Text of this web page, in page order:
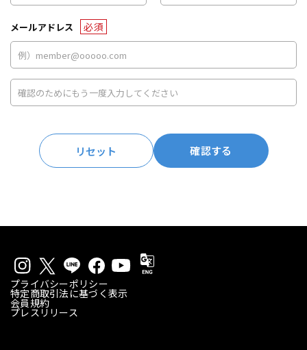
メールアドレス 必須
リセット 確認する
プライバシーポリシー
特定商取引法に基づく表示
会員規約
プレスリリース